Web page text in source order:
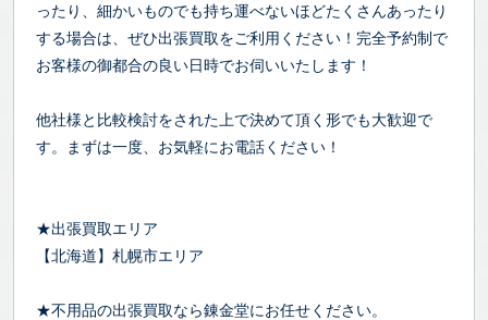
ったり、細かいものでも持ち運べないほどたくさんあったり
する場合は、ぜひ出張買取をご利用ください！完全予約制で
お客様の御都合の良い日時でお伺いいたします！
他社様と比較検討をされた上で決めて頂く形でも大歓迎で
す。まずは一度、お気軽にお電話ください！
★出張買取エリア
【北海道】札幌市エリア
★不用品の出張買取なら錬金堂にお任せください。